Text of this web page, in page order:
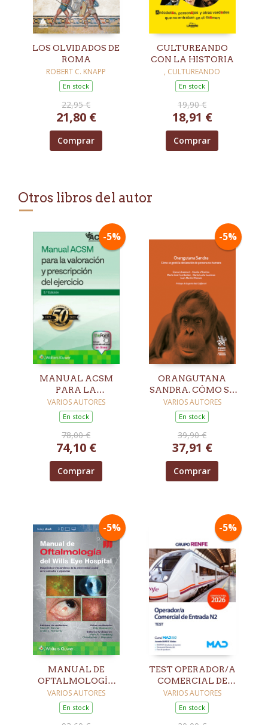
LOS OLVIDADOS DE
ROMA
ROBERT C. KNAPP
En stock
22,95 €
21,80 €
Comprar
CULTUREANDO
CON LA HISTORIA
, CULTUREANDO
En stock
19,90 €
18,91 €
Comprar
Otros libros del autor
-5%
MANUAL ACSM
PARA LA
VALORACIÓN Y
PRESCRIPCIÓN DEL
EJERCICIO. 5ª ED.
VARIOS AUTORES
En stock
78,00 €
74,10 €
Comprar
-5%
ORANGUTANA
SANDRA. CÓMO SE
GESTÓ LA
DECLARACIÓN DE
PERSONA NO-
HUMANA
VARIOS AUTORES
En stock
39,90 €
37,91 €
Comprar
-5%
MANUAL DE
OFTALMOLOGÍA
DEL WILLS EYE
HOSPITAL. 9ª ED.
VARIOS AUTORES
En stock
-5%
TEST OPERADOR/A
COMERCIAL DE
ENTRADA N2 GRUPO
RENFE
VARIOS AUTORES
En stock